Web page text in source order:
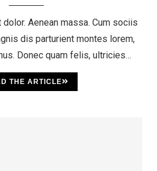
Aenean massa. Cum sociis
dis parturient montes lorem,
Donec quam felis, ultricies…
THE ARTICLE